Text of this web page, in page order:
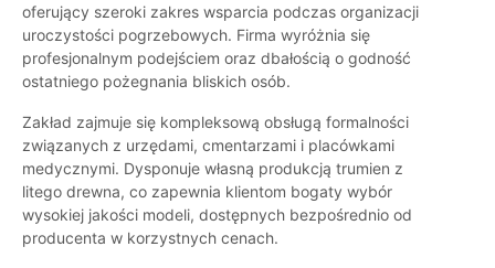
oferujący szeroki zakres wsparcia podczas organizacji
uroczystości pogrzebowych. Firma wyróżnia się
profesjonalnym podejściem oraz dbałością o godność
ostatniego pożegnania bliskich osób.
Zakład zajmuje się kompleksową obsługą formalności
związanych z urzędami, cmentarzami i placówkami
medycznymi. Dysponuje własną produkcją trumien z
litego drewna, co zapewnia klientom bogaty wybór
wysokiej jakości modeli, dostępnych bezpośrednio od
producenta w korzystnych cenach.